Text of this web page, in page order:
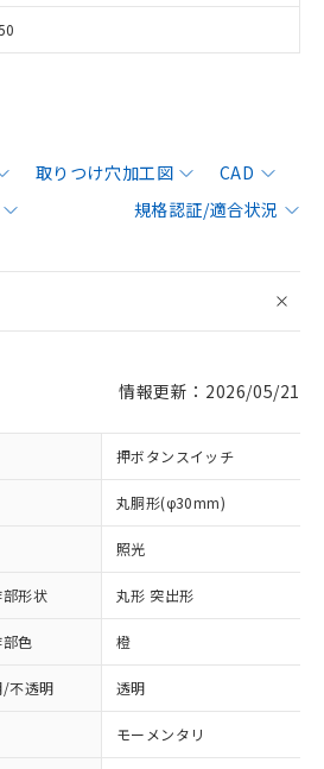
取りつけ穴加工図
CAD
規格認証/適合状況
情報更新：2026/05/21
押ボタンスイッチ
丸胴形(φ30mm)
照光
形状 丸形 突出形
色 橙
/不透明 透明
モーメンタリ